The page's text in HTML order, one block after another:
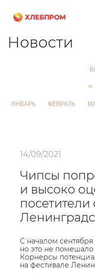
Главная О компании
Новости
<
ЯНВАРЬ ФЕВРАЛЬ
14/09/2021
Чипсы
и высоко
посетители
С началом
но это не помешало
Корнерсы
на фестивале